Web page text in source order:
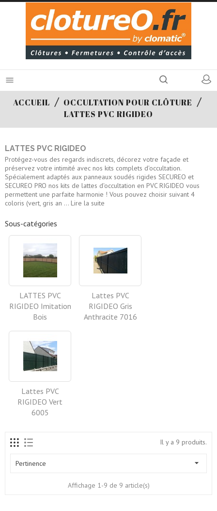

ACCUEIL
OCCULTATION POUR CLÔTURE
LATTES PVC RIGIDEO
LATTES PVC RIGIDEO
Protégez-vous des regards indiscrets, décorez votre façade et
préservez votre intimité avec nos kits complets d'occultation.
Spécialement adaptés aux panneaux soudés rigides SECUREO et
SECUREO PRO nos kits de lattes d'occultation en PVC RIGIDEO vous
permettent une parfaite harmonie ! Vous pouvez choisir suivant 4
coloris (vert, gris an ... Lire la suite
Sous-catégories
LATTES PVC
RIGIDEO Imitation
Bois
Lattes PVC
RIGIDEO Gris
Anthracite 7016
Lattes PVC
RIGIDEO Vert
6005
Il y a 9 produits.
Pertinence 
Affichage 1-9 de 9 article(s)